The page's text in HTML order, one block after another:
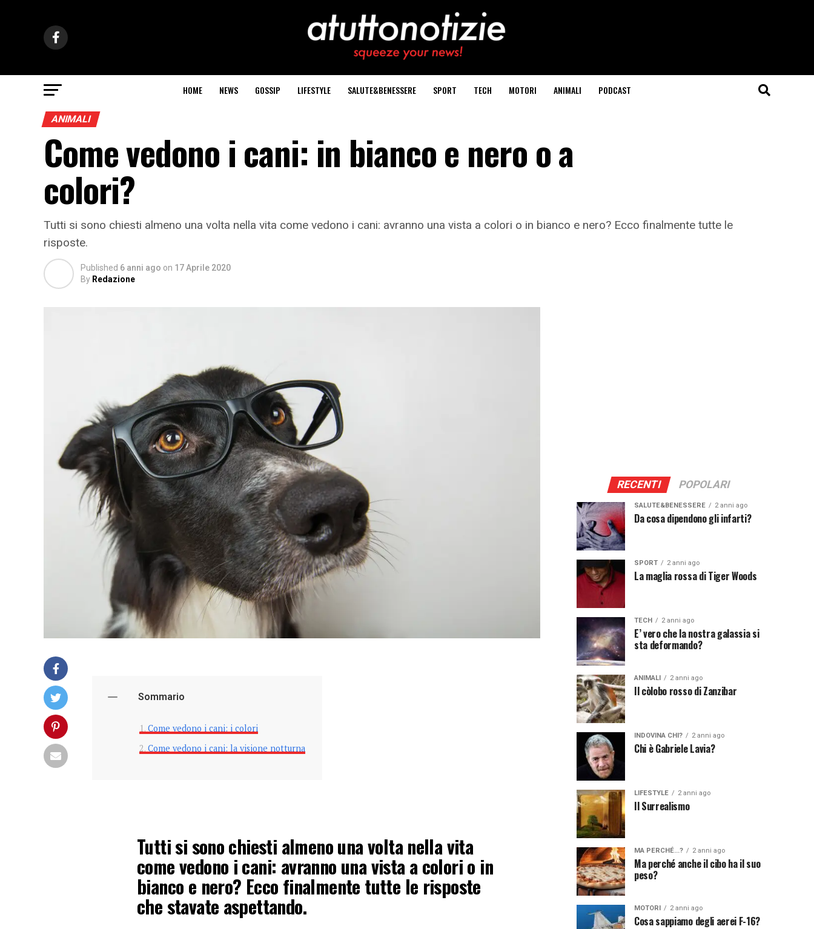
HOME NEWS GOSSIP LIFESTYLE SALUTE&BENESSERE SPORT TECH MOTORI ANIMALI PODCAST
ANIMALI
Come vedono i cani: in bianco e nero o a
colori?
Tutti si sono chiesti almeno una volta nella vita come vedono i cani: avranno una vista a colori o in bianco e nero? Ecco finalmente tutte le
risposte.
Published 6 anni ago on 17 Aprile 2020
By Redazione
Sommario
Come vedono i cani: i colori
Come vedono i cani: la visione notturna
Tutti si sono chiesti almeno una volta nella vita
come vedono i cani: avranno una vista a colori o in
bianco e nero? Ecco finalmente tutte le risposte
che stavate aspettando.
RECENTI POPOLARI
SALUTE&BENESSERE 2 anni ago
Da cosa dipendono gli infarti?
SPORT 2 anni ago
La maglia rossa di Tiger Woods
TECH 2 anni ago
E’ vero che la nostra galassia si
sta deformando?
ANIMALI 2 anni ago
Il còlobo rosso di Zanzibar
INDOVINA CHI? 2 anni ago
Chi è Gabriele Lavia?
LIFESTYLE 2 anni ago
Il Surrealismo
MA PERCHÉ...? 2 anni ago
Ma perché anche il cibo ha il suo
peso?
MOTORI 2 anni ago
Cosa sappiamo degli aerei F-16?